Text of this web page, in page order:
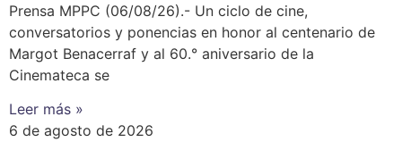
Prensa MPPC (06/08/26).- Un ciclo de cine,
conversatorios y ponencias en honor al centenario de
Margot Benacerraf y al 60.° aniversario de la
Cinemateca se
Leer más »
6 de agosto de 2026